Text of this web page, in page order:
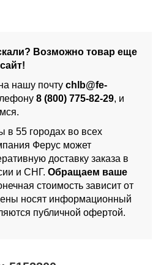
Возможно товар еще
нашу почту chlb@fe-
8 (800) 775-82-29, и
в 55 городах во всех
Ферус может
доставку заказа в
и СНГ. Обращаем ваше
стоимость зависит от
носят информационный
публичной офертой.